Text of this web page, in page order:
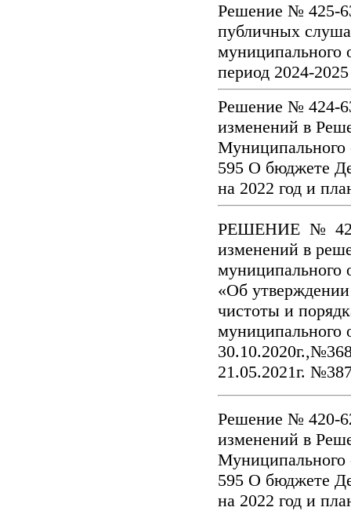
Решение № 425-
публичных
муниципального
период 2024-
Решение № 424-
изменений в
Муниципального
595 О бюджете
на 2022 год и
РЕШЕНИЕ № 422-
изменений в
муниципального
«Об утверждении
чистоты и
муниципального
21.05.2021г.
Решение № 420-
изменений в
Муниципального
595 О бюджете
на 2022 год и